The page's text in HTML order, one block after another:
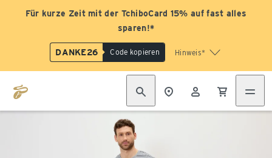
Für kurze Zeit mit der TchiboCard 15% auf fast alles
sparen!*
DANKE26 Code kopieren Hinweis*